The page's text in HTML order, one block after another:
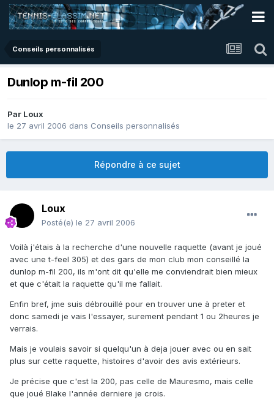
Conseils personnalisés
Dunlop m-fil 200
Par Loux
le 27 avril 2006 dans Conseils personnalisés
Répondre à ce sujet
Loux
Posté(e) le 27 avril 2006
Voilà j'étais à la recherche d'une nouvelle raquette (avant je joué
avec une t-feel 305) et des gars de mon club mon conseillé la
dunlop m-fil 200, ils m'ont dit qu'elle me conviendrait bien mieux
et que c'était la raquette qu'il me fallait.
Enfin bref, jme suis débrouillé pour en trouver une à preter et
donc samedi je vais l'essayer, surement pendant 1 ou 2heures je
verrais.
Mais je voulais savoir si quelqu'un à deja jouer avec ou en sait
plus sur cette raquette, histoires d'avoir des avis extérieurs.
Je précise que c'est la 200, pas celle de Mauresmo, mais celle
que joué Blake l'année derniere je crois.